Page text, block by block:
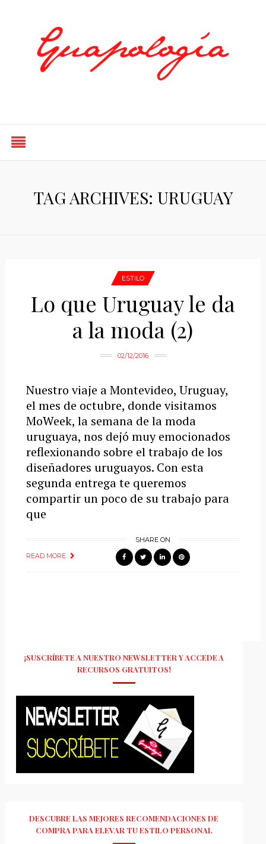
TAG ARCHIVES: URUGUAY
ESTILO
Lo que Uruguay le da
a la moda (2)
02/12/2016
Nuestro viaje a Montevideo, Uruguay,
el mes de octubre, donde visitamos
MoWeek, la semana de la moda
uruguaya, nos dejó muy emocionados
reflexionando sobre el trabajo de los
diseñadores uruguayos. Con esta
segunda entrega te queremos
compartir un poco de su trabajo para
que
READ MORE
SHARE ON
¡SUSCRÍBETE A NUESTRO NEWSLETTER Y ACCEDE A
RECURSOS GRATUITOS!
DESCUBRE LAS MEJORES RECOMENDACIONES DE
COMPRA PARA ELEVAR TU ESTILO PERSONAL